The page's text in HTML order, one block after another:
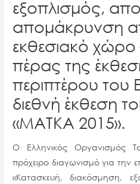
εξοπλισμός,
απομάκρυνση
εκθεσιακό χώρο
πέρας της
περιπτέρου του
διεθνή έκθεση
«ΜΑΤΚΑ 2015».
Ο Ελληνικός Οργανισμός
πρόχειρο διαγωνισμό για την
«Κατασκευή, διακόσμηση,